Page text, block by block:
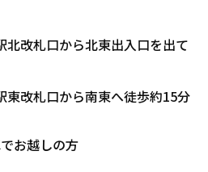
北改札口から北東出入口を出て
東改札口から南東へ徒歩約15分
お越しの方